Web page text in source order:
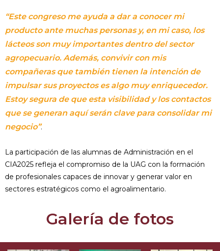
“Este congreso me ayuda a dar a conocer mi
producto ante muchas personas y, en mi caso, los
lácteos son muy importantes dentro del sector
agropecuario. Además, convivir con mis
compañeras que también tienen la intención de
impulsar sus proyectos es algo muy enriquecedor.
Estoy segura de que esta visibilidad y los contactos
que se generan aquí serán clave para consolidar mi
negocio”.
La participación de las alumnas de Administración en el
CIA2025 refleja el compromiso de la UAG con la formación
de profesionales capaces de innovar y generar valor en
sectores estratégicos como el agroalimentario.
Galería de fotos